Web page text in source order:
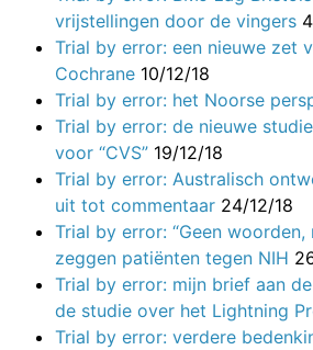
vrijstellingen door de vingers
Trial by error: een nieuwe zet
Cochrane 10/12/18
Trial by error: het Noorse
Trial by error: de nieuwe
voor “CVS” 19/12/18
Trial by error: Australisch
uit tot commentaar 24/12/18
Trial by error: “Geen woorden,
zeggen patiënten tegen NIH
Trial by error: mijn brief aan
de studie over het Lightning
Trial by error: verdere